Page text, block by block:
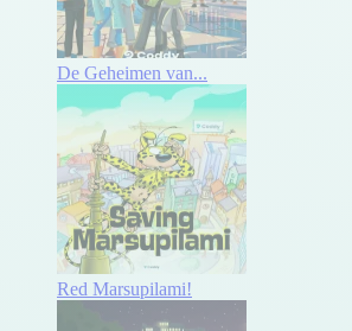
De Geheimen van...
Red Marsupilami!